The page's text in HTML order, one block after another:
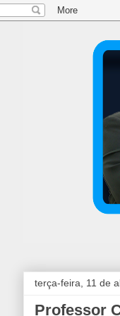
terça-feira, 11 de
Professor